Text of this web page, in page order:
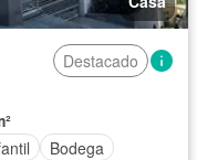
Destacado
Bodega